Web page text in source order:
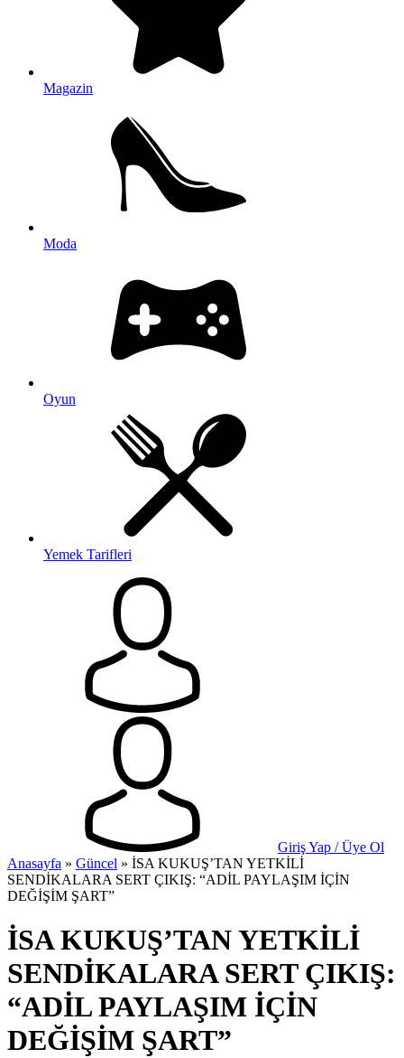
Magazin
Moda
Oyun
Yemek Tarifleri
Giriş Yap / Üye Ol
Anasayfa » Güncel » İSA KUKUŞ’TAN YETKİLİ
SENDİKALARA SERT ÇIKIŞ: “ADİL PAYLAŞIM İÇİN
DEĞİŞİM ŞART”
İSA KUKUŞ’TAN YETKİLİ
SENDİKALARA SERT ÇIKIŞ:
“ADİL PAYLAŞIM İÇİN
DEĞİŞİM ŞART”